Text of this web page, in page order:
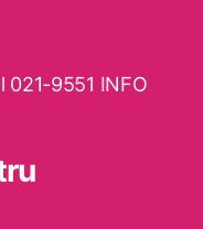
9551 INFO